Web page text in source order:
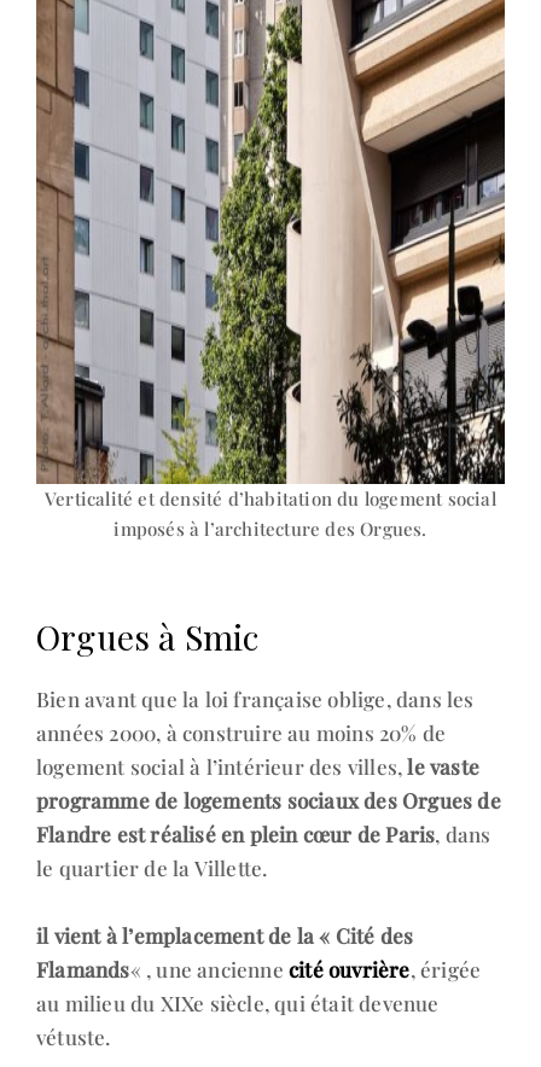
Verticalité et densité d’habitation du logement social
imposés à l’architecture des Orgues.
Orgues à Smic
Bien avant que la loi française oblige, dans les
années 2000, à construire au moins 20% de
logement social à l’intérieur des villes,le vaste
programme de logements sociaux des Orgues de
Flandre est réalisé en plein cœur de Paris, dans
le quartier de la Villette.
il vient à l’emplacement de la « Cité des
Flamands« , une anciennecité ouvrière, érigée
au milieu du XIXe siècle, qui était devenue
vétuste.